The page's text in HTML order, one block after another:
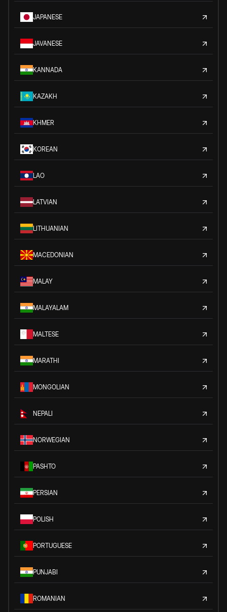
JAPANESE
JAVANESE
KANNADA
KAZAKH
KHMER
KOREAN
LAO
LATVIAN
LITHUANIAN
MACEDONIAN
MALAY
MALAYALAM
MALTESE
MARATHI
MONGOLIAN
NEPALI
NORWEGIAN
PASHTO
PERSIAN
POLISH
PORTUGUESE
PUNJABI
ROMANIAN